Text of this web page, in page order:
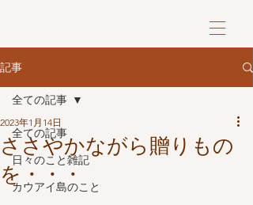
記事
全ての記事
日々のこと雑記
カウアイ島のこと
全ての記事
ささやかながら贈りもの
を・・・
2023年1月14日